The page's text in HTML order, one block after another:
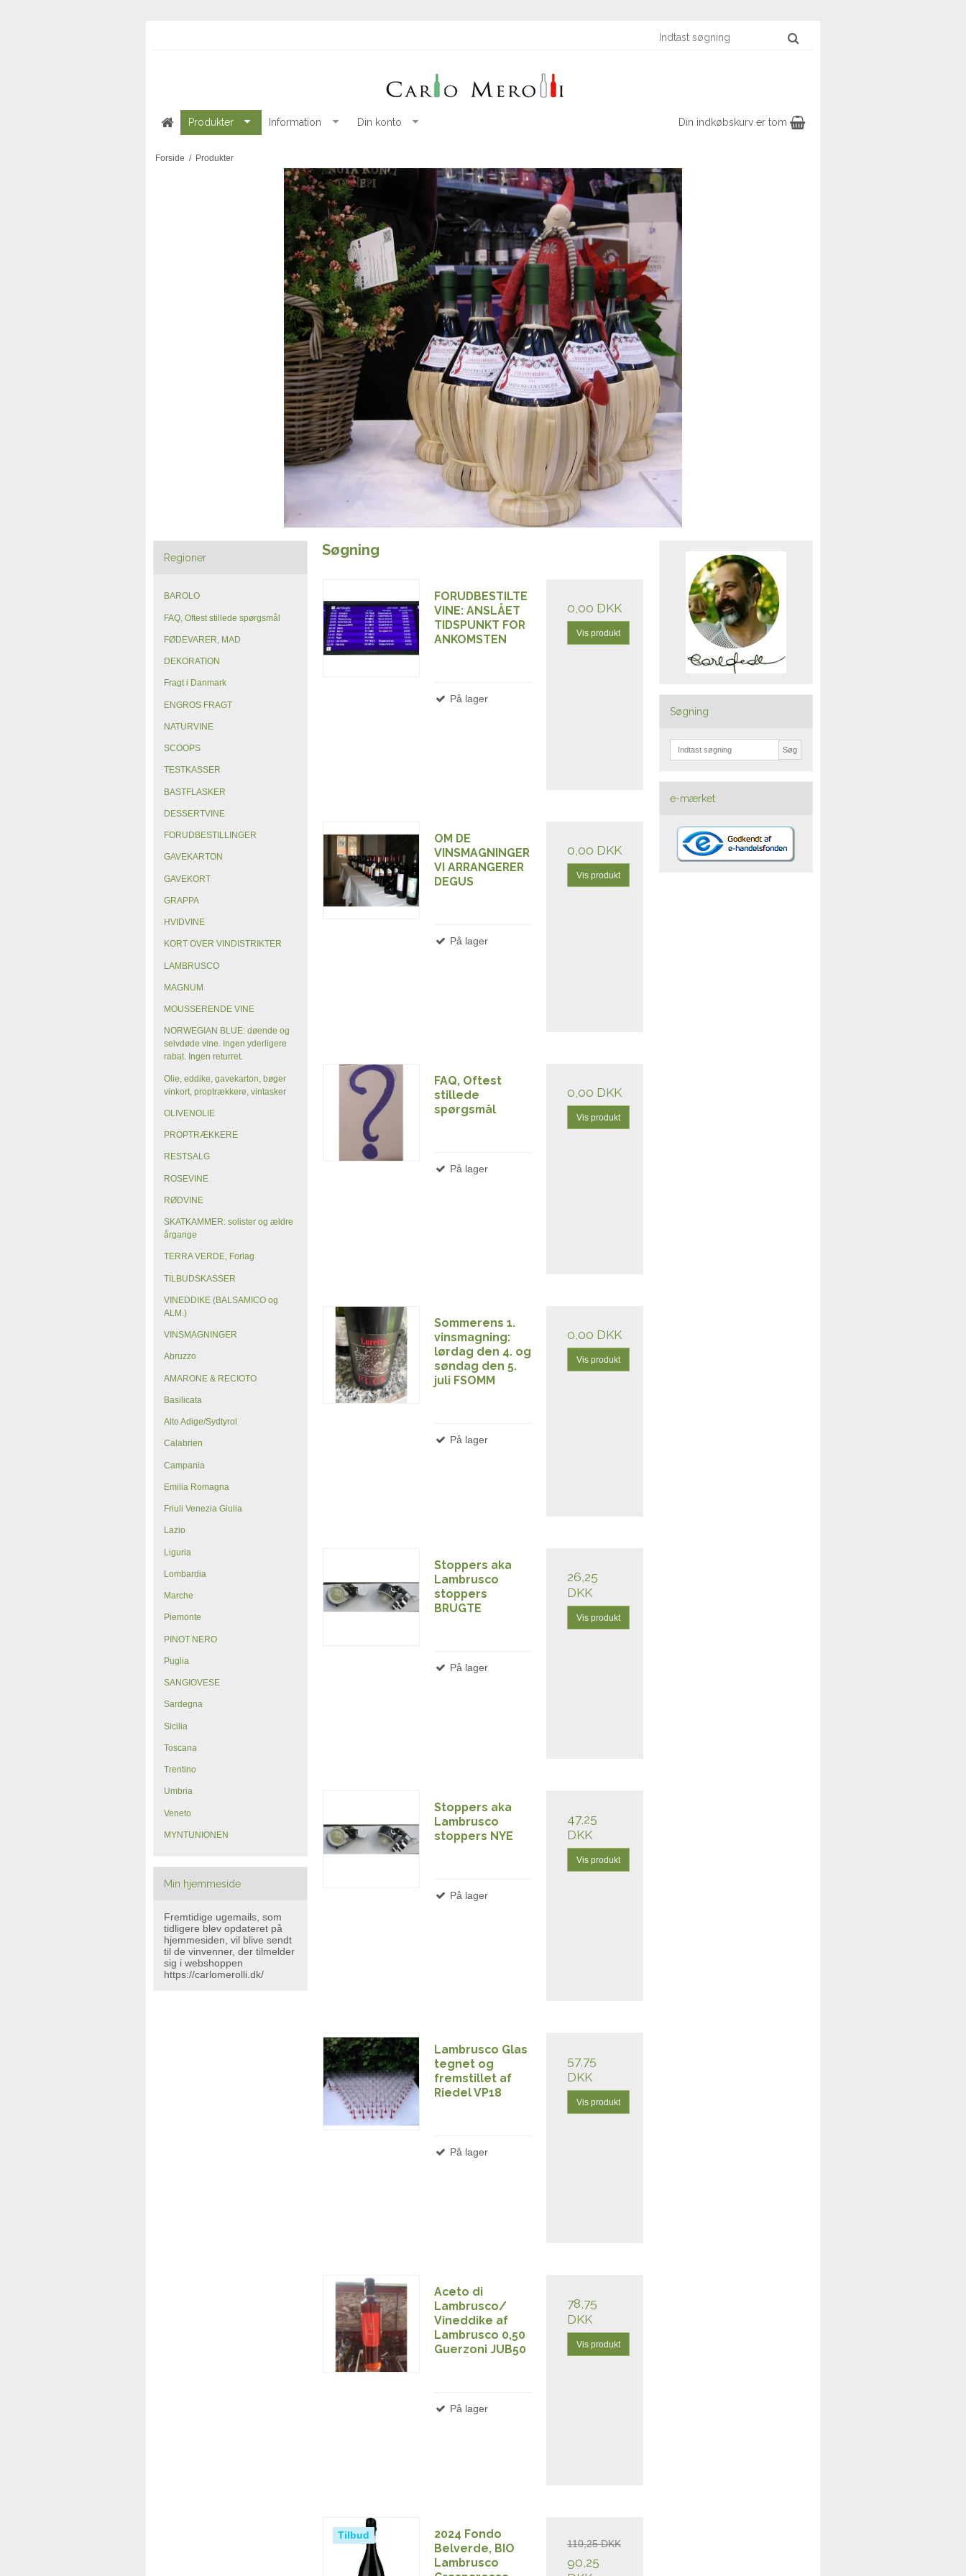
Produkter Information Din konto Din indkøbskurv er tom
Forside / Produkter
Regioner
BAROLO
FAQ, Oftest stillede spørgsmål
FØDEVARER, MAD
DEKORATION
Fragt i Danmark
ENGROS FRAGT
NATURVINE
SCOOPS
TESTKASSER
BASTFLASKER
DESSERTVINE
FORUDBESTILLINGER
GAVEKARTON
GAVEKORT
GRAPPA
HVIDVINE
KORT OVER VINDISTRIKTER
LAMBRUSCO
MAGNUM
MOUSSERENDE VINE
NORWEGIAN BLUE: døende og
selvdøde vine. Ingen yderligere
rabat. Ingen returret.
Olie, eddike, gavekarton, bøger
vinkort, proptrækkere, vintasker
OLIVENOLIE
PROPTRÆKKERE
RESTSALG
ROSEVINE
RØDVINE
SKATKAMMER: solister og ældre
årgange
TERRA VERDE, Forlag
TILBUDSKASSER
VINEDDIKE (BALSAMICO og
ALM.)
VINSMAGNINGER
Abruzzo
AMARONE & RECIOTO
Basilicata
Alto Adige/Sydtyrol
Calabrien
Campania
Emilia Romagna
Friuli Venezia Giulia
Lazio
Liguria
Lombardia
Marche
Piemonte
PINOT NERO
Puglia
SANGIOVESE
Sardegna
Sicilia
Toscana
Trentino
Umbria
Veneto
MYNTUNIONEN
Min hjemmeside
Fremtidige ugemails, som
tidligere blev opdateret på
hjemmesiden, vil blive sendt
til de vinvenner, der tilmelder
sig i webshoppen
https://carlomerolli.dk/
Søgning
FORUDBESTILTE
VINE: ANSLÅET
TIDSPUNKT FOR
ANKOMSTEN
På lager
0,00 DKK
Vis produkt
OM DE
VINSMAGNINGER
VI ARRANGERER
DEGUS
På lager
0,00 DKK
Vis produkt
FAQ, Oftest
stillede
spørgsmål
På lager
0,00 DKK
Vis produkt
Sommerens 1.
vinsmagning:
lørdag den 4. og
søndag den 5.
juli FSOMM
På lager
0,00 DKK
Vis produkt
Stoppers aka
Lambrusco
stoppers
BRUGTE
På lager
26,25
DKK
Vis produkt
Stoppers aka
Lambrusco
stoppers NYE
På lager
47,25
DKK
Vis produkt
Lambrusco Glas
tegnet og
fremstillet af
Riedel VP18
På lager
57,75
DKK
Vis produkt
Aceto di
Lambrusco/
Vineddike af
Lambrusco 0,50
Guerzoni JUB50
På lager
78,75
DKK
Vis produkt
Tilbud
2024 Fondo
Belverde, BIO
Lambrusco
110,25 DKK
90,25
Søgning
Søg
e-mærket